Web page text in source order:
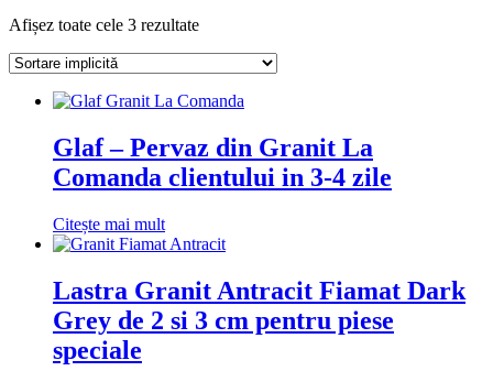
Afișez toate cele 3 rezultate
Glaf – Pervaz din Granit La
Comanda clientului in 3-4 zile
Citește mai mult
Lastra Granit Antracit Fiamat Dark
Grey de 2 si 3 cm pentru piese
speciale